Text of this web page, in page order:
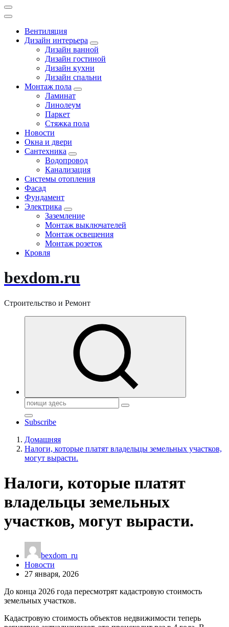
Вентиляция
Дизайн интерьера
Дизайн ванной
Дизайн гостиной
Дизайн кухни
Дизайн спальни
Монтаж пола
Ламинат
Линолеум
Паркет
Стяжка пола
Новости
Окна и двери
Сантехника
Водопровод
Канализация
Системы отопления
Фасад
Фундамент
Электрика
Заземление
Монтаж выключателей
Монтаж освещения
Монтаж розеток
Кровля
bexdom.ru
Строительство и Ремонт
Поиск:
Subscribe
Домашняя
Налоги, которые платят владельцы земельных участков,
могут вырасти.
Налоги, которые платят
владельцы земельных
участков, могут вырасти.
bexdom_ru
Новости
27 января, 2026
До конца 2026 года пересмотрят кадастровую стоимость
земельных участков.
Кадастровую стоимость объектов недвижимости теперь